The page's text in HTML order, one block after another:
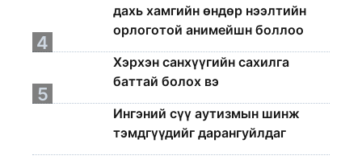
дахь хамгийн өндөр нээлтийн
орлоготой анимейшн боллоо
4
Хэрхэн санхүүгийн сахилга
баттай болох вэ
5
Ингэний сүү аутизмын шинж
тэмдгүүдийг дарангуйлдаг